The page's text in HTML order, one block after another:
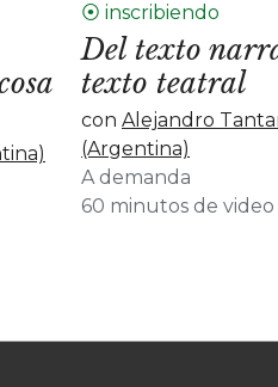
⦿ inscribiendo
Del texto
texto teatral
con Alejandro
(Argentina)
A demanda
60 minutos de